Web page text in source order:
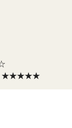
★★★★★